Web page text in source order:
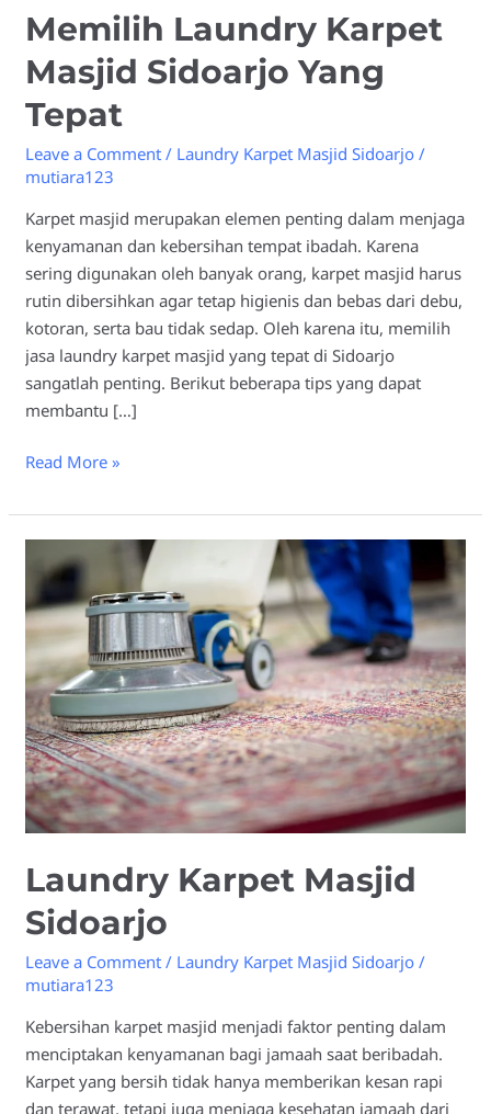
Memilih Laundry Karpet
Masjid Sidoarjo Yang
Tepat
Leave a Comment / Laundry Karpet Masjid Sidoarjo /
mutiara123
Karpet masjid merupakan elemen penting dalam menjaga
kenyamanan dan kebersihan tempat ibadah. Karena
sering digunakan oleh banyak orang, karpet masjid harus
rutin dibersihkan agar tetap higienis dan bebas dari debu,
kotoran, serta bau tidak sedap. Oleh karena itu, memilih
jasa laundry karpet masjid yang tepat di Sidoarjo
sangatlah penting. Berikut beberapa tips yang dapat
membantu […]
Read More »
Laundry Karpet Masjid
Sidoarjo
Leave a Comment / Laundry Karpet Masjid Sidoarjo /
mutiara123
Kebersihan karpet masjid menjadi faktor penting dalam
menciptakan kenyamanan bagi jamaah saat beribadah.
Karpet yang bersih tidak hanya memberikan kesan rapi
dan terawat, tetapi juga menjaga kesehatan jamaah dari
Karpet
Masjid
Sidoarjo